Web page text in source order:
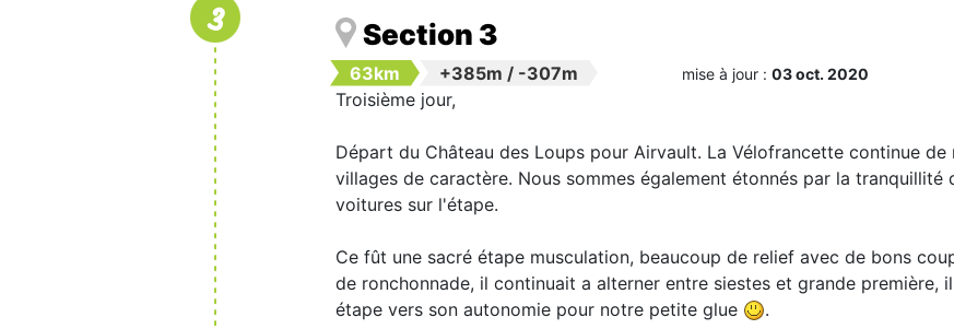
3 Section 3
63km +385m / -307m mise à jour : 03 oct. 2020
Troisième jour,
Départ du Château des Loups pour Airvault. La Vélofrancette continue
villages de caractère. Nous sommes également étonnés par la
voitures sur l'étape.
Ce fût une sacré étape musculation, beaucoup de relief avec de bons
de ronchonnade, il continuait a alterner entre siestes et grande première,
étape vers son autonomie pour notre petite glue
.